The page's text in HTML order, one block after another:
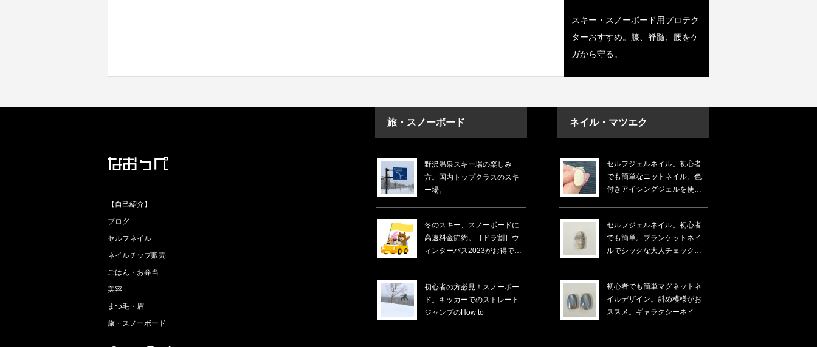
スキー・スノーボード用プロテク
ターおすすめ。膝、脊髄、腰をケ
ガから守る。
旅・スノーボード
野沢温泉スキー場の楽しみ
方。国内トップクラスのスキ
ー場。
冬のスキー、スノーボードに
高速料金節約。［ドラ割］ウ
ィンターパス2023がお得でし
初心者の方必見！スノーボー
ド。キッカーでのストレート
ジャンプのHow to
ネイル・マツエク
セルフジェルネイル。初心者
でも簡単なニットネイル。色
付きアイシングジェルを使う
セルフジェルネイル。初心者
でも簡単。ブランケットネイ
ルでシックな大人チェック
初心者でも簡単マグネットネ
イルデザイン。斜め模様がお
ススメ。ギャラクシーネイ
【自己紹介】
ブログ
セルフネイル
ネイルチップ販売
ごはん・お弁当
美容
まつ毛・眉
旅・スノーボード